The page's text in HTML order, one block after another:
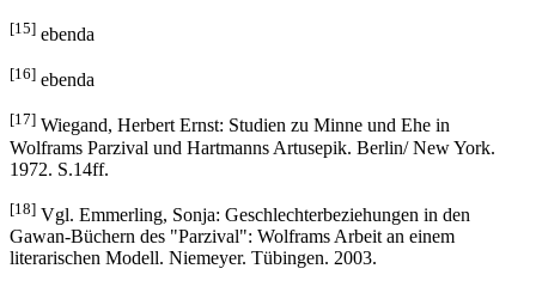
[15] ebenda
[16] ebenda
[17] Wiegand, Herbert Ernst: Studien zu Minne und Ehe in
Wolframs Parzival und Hartmanns Artusepik. Berlin/ New York.
1972. S.14ff.
[18] Vgl. Emmerling, Sonja: Geschlechterbeziehungen in den
Gawan-Büchern des "Parzival": Wolframs Arbeit an einem
literarischen Modell. Niemeyer. Tübingen. 2003.